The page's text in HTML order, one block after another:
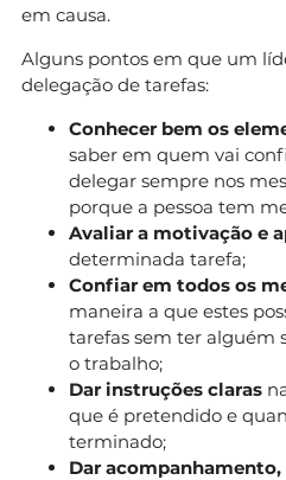
em causa.
Alguns pontos em que um
delegação de tarefas:
Conhecer bem os
saber em quem vai
delegar sempre nos
porque a pessoa tem
Avaliar a motivação e
determinada tarefa;
Confiar em todos os
maneira a que estes
tarefas sem ter alguém
o trabalho;
Dar instruções claras
que é pretendido e
terminado;
Dar acompanhamento,